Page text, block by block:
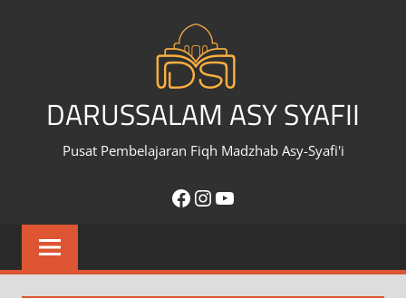
DARUSSALAM ASY SYAFII
Pusat Pembelajaran Fiqh Madzhab Asy-Syafi'i
Facebook
Instagram
YouTube